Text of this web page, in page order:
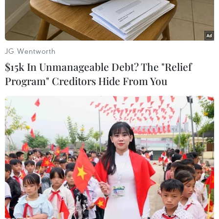
Cảnh vắng vẻ tại Vịnh Marina, Singapore, trong thời gian áp
dụng các biện pháp hạn chế phòng dịch COVID-19 ngày
11/8/2021. (Ảnh: THX/TTXVN)
Theo phóng viên TTXVN tại Singapore, trong bối
cảnh số ca mắc COVID-19 tại nước này những
JG Wentworth
$15k In Unmanageable Debt? The "Relief
Program" Creditors Hide From You